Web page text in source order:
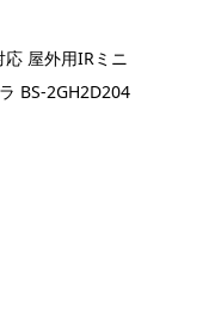
屋外用IRミニ
BS-2GH2D204